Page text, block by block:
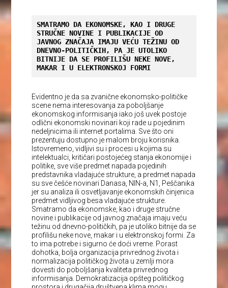
SMATRAMO DA EKONOMSKE, KAO I DRUGE
STRUČNE NOVINE I PUBLIKACIJE OD
JAVNOG ZNAČAJA IMAJU VEĆU TEŽINU OD
DNEVNO-POLITIČKIH, PA JE UTOLIKO
BITNIJE DA SE PROFILIŠU NEKE NOVE,
MAKAR I U ELEKTRONSKOJ FORMI
Evidentno je da sa zvanične ekonomsko-političke
scene nema interesovanja za poboljšanje
ekonomskog informisanja iako još uvek postoje
odlični ekonomski novinari koji rade u pojedinim
nedeljnicima ili internet portalima. Sve što oni
prezentuju dostupno je malom broju korisnika.
Istovremeno, vidljivi su i procesi u kojima su
intelektualci, kritičari postojećeg stanja ekonomije i
politike, sve više predmet napada pojedinih
predstavnika vladajuće strukture, a predmet napada
su sve češće novinari Danasa, NIN-a, N1, Peščanika
jer su analiza ili osvetljavanje ekonomskih činjenica
predmet vidljivog besa vladajuće strukture.
Smatramo da ekonomske, kao i druge stručne
novine i publikacije od javnog značaja imaju veću
težinu od dnevno-političkih, pa je utoliko bitnije da se
profilišu neke nove, makar i u elektronskoj formi. Za
to ima potrebe i sigurno će doći vreme. Porast
dohotka, bolja organizacija privrednog života i
normalizacija političkog života u zemlji mora
dovesti do poboljšanja kvaliteta privrednog
informisanja. Demokratizacija opšteg političkog